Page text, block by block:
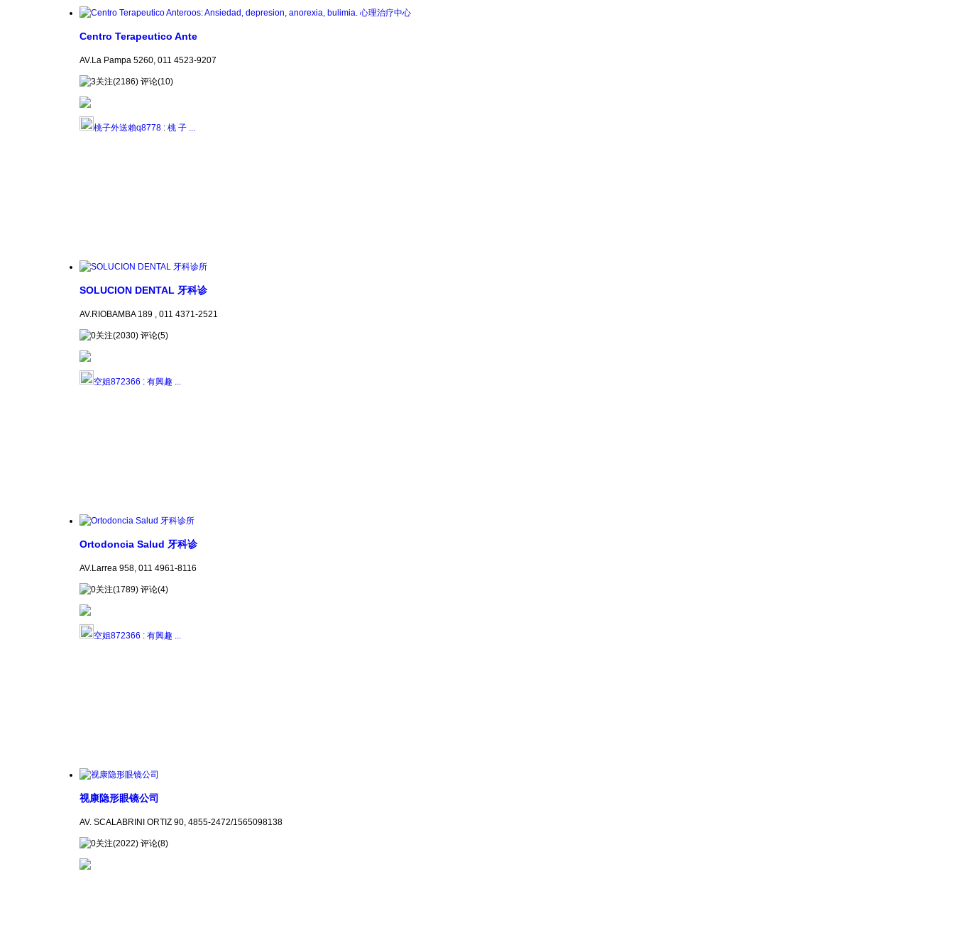
Centro Terapeutico Ante
AV.La Pampa 5260, 011 4523-9207
关注(2186) 评论(10)
桃子外送賴q8778 : 桃 子 ...
SOLUCION DENTAL 牙科诊
AV.RIOBAMBA 189 , 011 4371-2521
关注(2030) 评论(5)
空姐872366 : 有興趣 ...
Ortodoncia Salud 牙科诊
AV.Larrea 958, 011 4961-8116
关注(1789) 评论(4)
空姐872366 : 有興趣 ...
视康隐形眼镜公司
AV. SCALABRINI ORTIZ 90, 4855-2472/1565098138
关注(2022) 评论(8)